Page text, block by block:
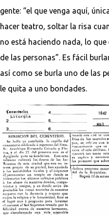
gente: “el que venga aquí,
hacer teatro, soltar la risa
no está haciendo nada, lo
de las personas”. Es fácil
así como se burla uno de las
le quita a uno bondades.